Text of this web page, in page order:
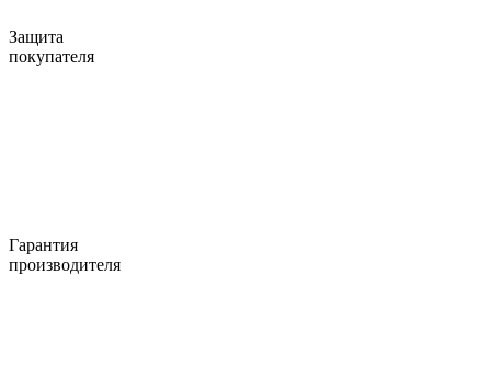
Защита
покупателя
Гарантия
производителя